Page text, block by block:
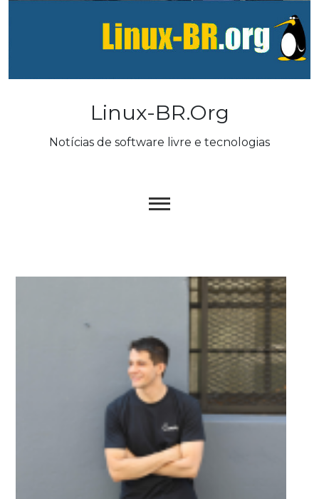
Linux-BR.org
Notícias de software livre e tecnologias